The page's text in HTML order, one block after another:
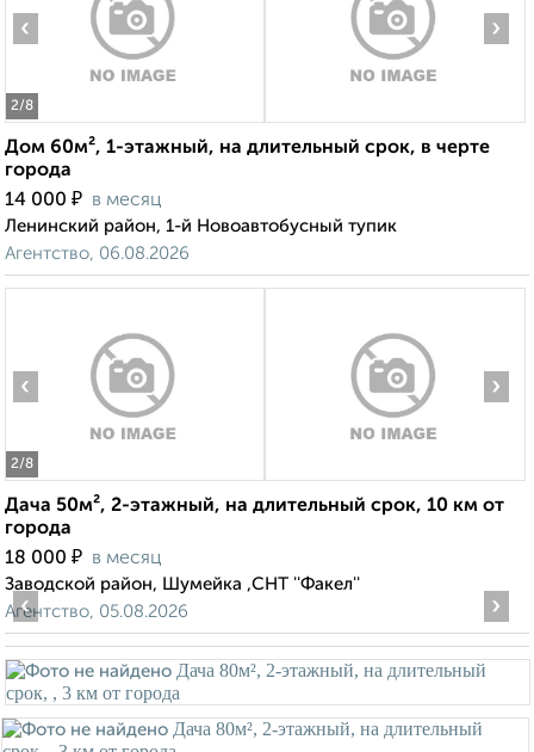
2/8
‹ ›
Дом 60м², 1-этажный, на длительный срок, в черте
города
14 000 ₽ в месяц
Ленинский район, 1-й Новоавтобусный тупик
Агентство, 06.08.2026
2/8
‹ ›
Дача 50м², 2-этажный, на длительный срок, 10 км от
города
18 000 ₽ в месяц
Заводской район, Шумейка ,СНТ ''Факел''
Агентство, 05.08.2026
‹ ›